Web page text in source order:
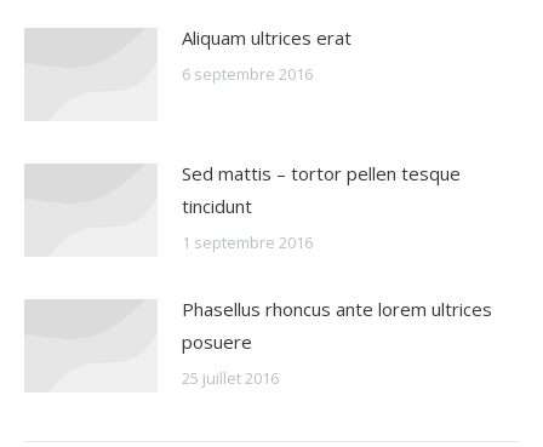
Aliquam ultrices erat
6 septembre 2016
Sed mattis – tortor pellen tesque
tincidunt
1 septembre 2016
Phasellus rhoncus ante lorem ultrices
posuere
25 juillet 2016